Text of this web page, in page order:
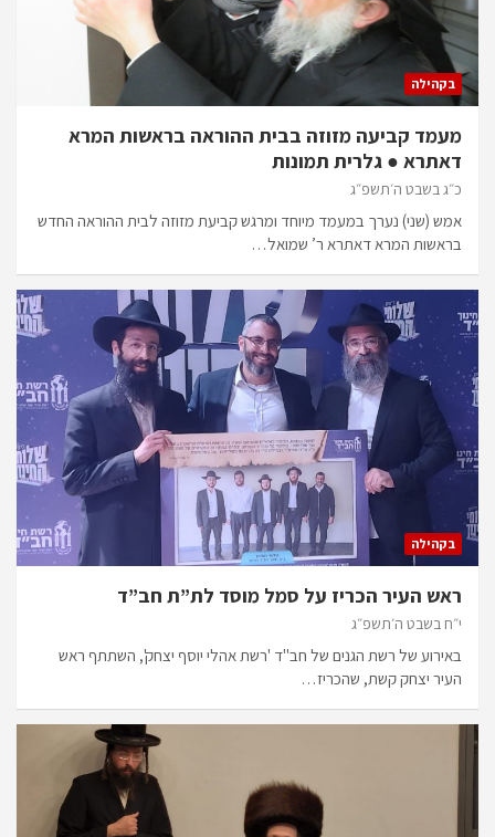
בקהילה
מעמד קביעה מזוזה בבית ההוראה בראשות המרא
דאתרא ● גלרית תמונות
כ״ג בשבט ה׳תשפ״ג
אמש (שני) נערך במעמד מיוחד ומרגש קביעת מזוזה לבית ההוראה החדש
בראשות המרא דאתרא ר’ שמואל…
בקהילה
ראש העיר הכריז על סמל מוסד לת”ת חב”ד
י״ח בשבט ה׳תשפ״ג
באירוע של רשת הגנים של חב"ד 'רשת אהלי יוסף יצחק', השתתף ראש
העיר יצחק קשת, שהכריז…